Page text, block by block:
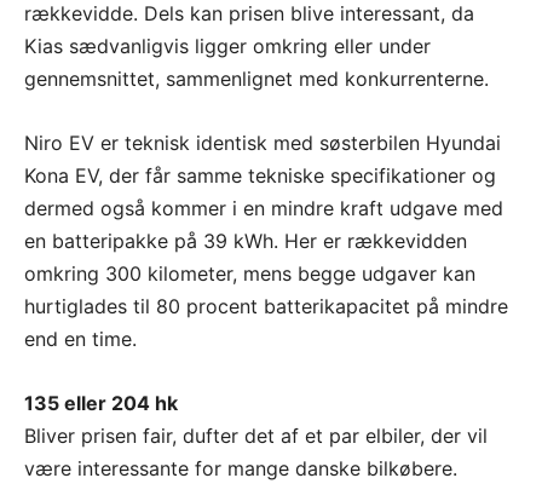
rækkevidde. Dels kan prisen blive interessant, da
Kias sædvanligvis ligger omkring eller under
gennemsnittet, sammenlignet med konkurrenterne.
Niro EV er teknisk identisk med søsterbilen Hyundai
Kona EV, der får samme tekniske specifikationer og
dermed også kommer i en mindre kraft udgave med
en batteripakke på 39 kWh. Her er rækkevidden
omkring 300 kilometer, mens begge udgaver kan
hurtiglades til 80 procent batterikapacitet på mindre
end en time.
135 eller 204 hk
Bliver prisen fair, dufter det af et par elbiler, der vil
være interessante for mange danske bilkøbere.